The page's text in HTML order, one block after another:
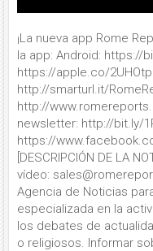
¡La nueva app Rome
la app: Android: https://
https://apple.co/
http://smarturl.it/
http://
newsletter: http://bit.ly/
https://
[DESCRIPCIÓN DE LA
vídeo:
Agencia de Noticias
especializada en la
los debates de
o religiosos. Informar